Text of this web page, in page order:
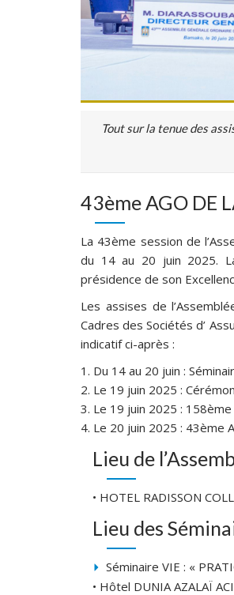
Tout sur la tenue des
43ème AGO DE
La 43ème session de
du 14 au 20 juin 2025.
présidence de son
Les assises de
Cadres des Sociétés d’
indicatif ci-après :
1. Du 14 au 20 juin :
2. Le 19 juin 2025 :
3. Le 19 juin 2025 :
4. Le 20 juin 2025 : 43ème
Lieu de
• HOTEL RADISSON
Lieu des
Séminaire VIE : «
• Hôtel DUNIA AZALAÏ